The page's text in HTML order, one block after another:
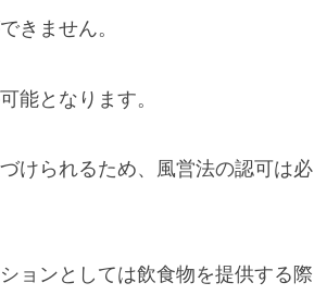
きません。
能となります。
けられるため、風営法の認可は必
ョンとしては飲食物を提供する際